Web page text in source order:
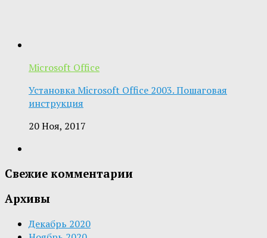
Microsoft Office
Установка Microsoft Office 2003. Пошаговая
инструкция
20 Ноя, 2017
Свежие комментарии
Архивы
Декабрь 2020